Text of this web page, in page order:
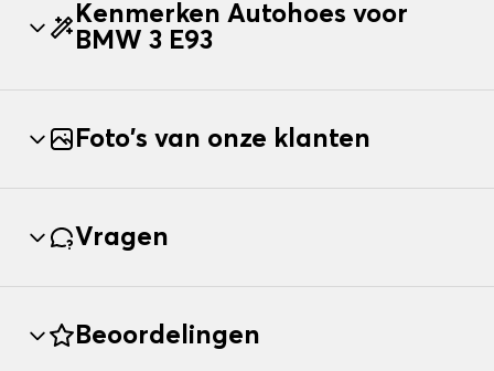
Kenmerken Autohoes voor
BMW 3 E93
Foto's van onze klanten
Vragen
Beoordelingen